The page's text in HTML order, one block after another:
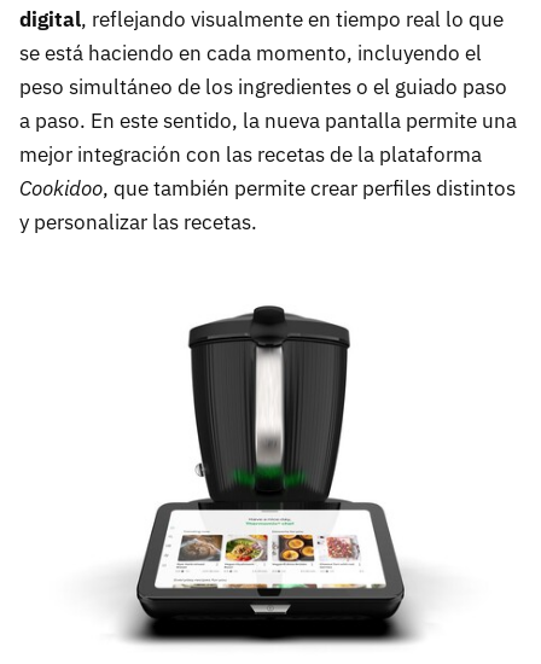
digital, reflejando visualmente en tiempo real lo que
se está haciendo en cada momento, incluyendo el
peso simultáneo de los ingredientes o el guiado paso
a paso. En este sentido, la nueva pantalla permite una
mejor integración con las recetas de la plataforma
Cookidoo, que también permite crear perfiles distintos
y personalizar las recetas.